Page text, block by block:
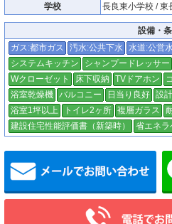
学校
長良東小学校 / 東
設備・
ガス:都市ガス
汚水:公共下水 水道:公営
システムキッチン
シャンプードレッサー
Wクローゼット
床下収納 TVドアホン
浴室乾燥機 バルコニー 日当り良好 設
浴室1坪以上
トイレ2ヶ所 複層ガラス
建設住宅性能評価書（新築時）
省エネラ
メ